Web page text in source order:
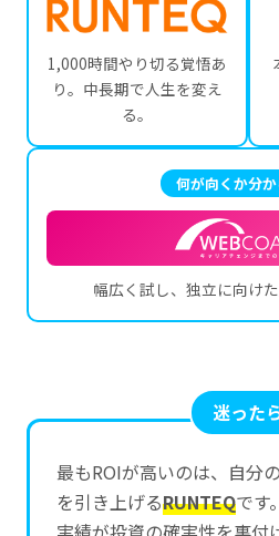
1,000時間やり切る覚悟あ
り。中長期で人生を変え
る。
何が向くか分
幅広く試し、独立に向け
迷った
最もROIが高いのは、自分
を引き上げるRUNTEQです